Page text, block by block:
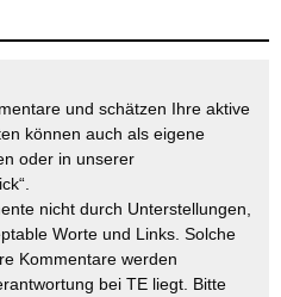
und schätzen Ihre aktive
können auch als eigene
oder in unserer
nicht durch Unterstellungen,
Worte und Links. Solche
Kommentare werden
bei TE liegt. Bitte